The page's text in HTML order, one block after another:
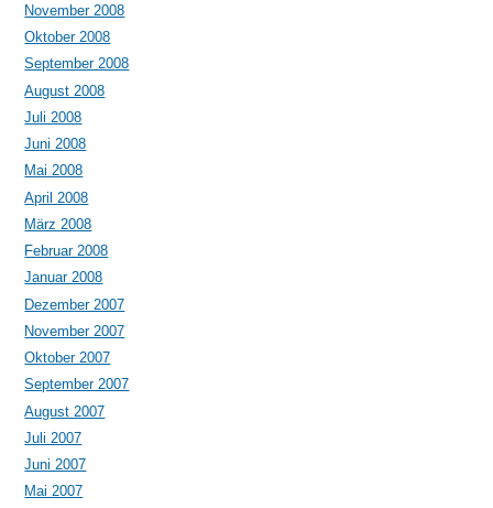
November 2008
Oktober 2008
September 2008
August 2008
Juli 2008
Juni 2008
Mai 2008
April 2008
März 2008
Februar 2008
Januar 2008
Dezember 2007
November 2007
Oktober 2007
September 2007
August 2007
Juli 2007
Juni 2007
Mai 2007